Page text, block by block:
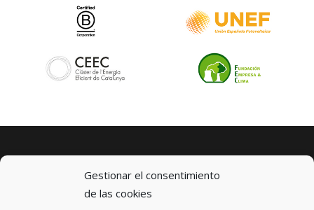
Gestionar el consentimiento
de las cookies